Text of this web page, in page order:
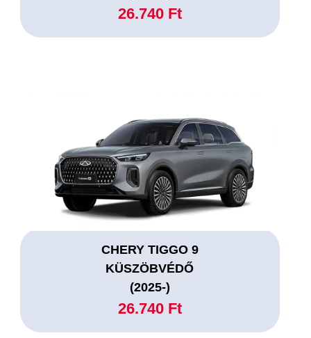
26.740 Ft
CHERY TIGGO 9
KÜSZÖBVÉDŐ
(2025-)
26.740 Ft